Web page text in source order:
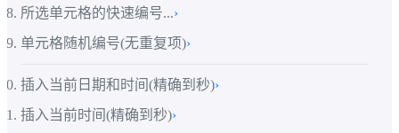
所选单元格的快速编号...›
单元格随机编号(无重复项)›
插入当前日期和时间(精确到秒)›
插入当前时间(精确到秒)›